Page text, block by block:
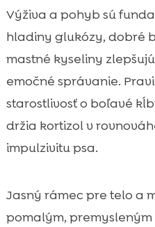
Výživa a pohyb sú
hladiny glukózy, dobré
mastné kyseliny
emočné správanie.
starostlivosť o boľavé
držia kortizol v
impulzivitu psa.
Jasný rámec pre telo a
pomalým, premysleným